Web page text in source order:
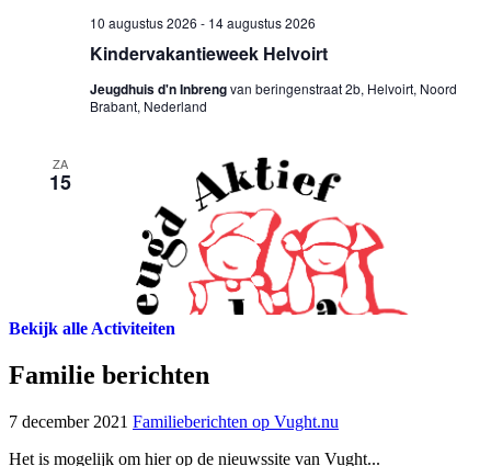
Bekijk alle Activiteiten
Familie berichten
7 december 2021 Familieberichten op Vught.nu
Het is mogelijk om hier op de nieuwssite van Vught...